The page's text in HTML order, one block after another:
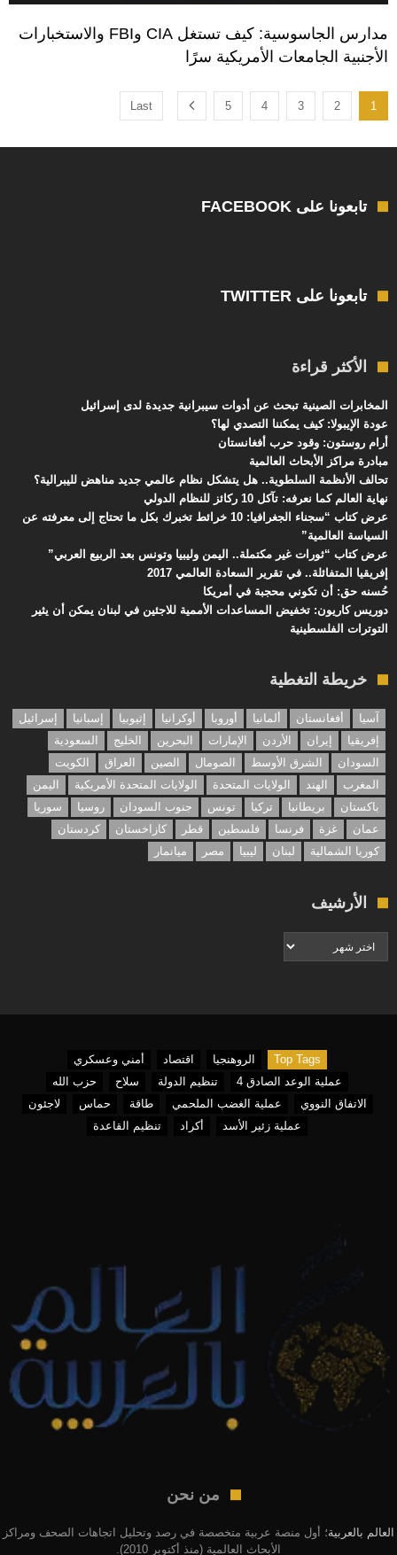
مدارس الجاسوسية: كيف تستغل CIA وFBI والاستخبارات
الأجنبية الجامعات الأمريكية سرًا
1
2
3
4
5
Last
تابعونا على FACEBOOK
تابعونا على TWITTER
الأكثر قراءة
المخابرات الصينية تبحث عن أدوات سيبرانية جديدة لدى إسرائيل
عودة الإيبولا: كيف يمكننا التصدي لها؟
أرام روستون: وقود حرب أفغانستان
مبادرة مراكز الأبحاث العالمية
تحالف الأنظمة السلطوية.. هل يتشكل نظام عالمي جديد مناهض لليبرالية؟
نهاية العالم كما نعرفه: تآكل 10 ركائز للنظام الدولي
عرض كتاب “سجناء الجغرافيا: 10 خرائط تخبرك بكل ما تحتاج إلى معرفته عن
السياسة العالمية”
عرض كتاب “ثورات غير مكتملة.. اليمن وليبيا وتونس بعد الربيع العربي”
إفريقيا المتفائلة.. في تقرير السعادة العالمي 2017
حُسنه حق: أن تكوني محجبة في أمريكا
دوريس كاريون: تخفيض المساعدات الأممية للاجئين في لبنان يمكن أن يثير
التوترات الفلسطينية
خريطة التغطية
آسيا أفغانستان ألمانيا أوروبا أوكرانيا إثيوبيا إسبانيا
إسرائيل
إفريقيا
إيران الأردن الإمارات البحرين الخليج
السعودية
السودان
الشرق الأوسط الصومال الصين العراق
الكويت
المغرب
الهند الولايات المتحدة الولايات المتحدة الأمريكية
اليمن
باكستان
بريطانيا تركيا تونس جنوب السودان روسيا
سوريا
عمان
غزة فرنسا فلسطين قطر كازاخستان
كردستان
كوريا الشمالية
لبنان ليبيا مصر ميانمار
الأرشيف
الأرشيف
Top Tags الروهنجيا اقتصاد
أمني وعسكري
عملية الوعد الصادق 4
تنظيم الدولة سلاح
حزب الله
الاتفاق النووي
عملية الغضب الملحمي طاقة حماس
لاجئون
عملية زئير الأسد
أكراد تنظيم القاعدة
من نحن
العالم بالعربية؛ أول منصة عربية متخصصة في رصد وتحليل اتجاهات الصحف ومراكز
الأبحاث العالمية (منذ أكتوبر 2010).